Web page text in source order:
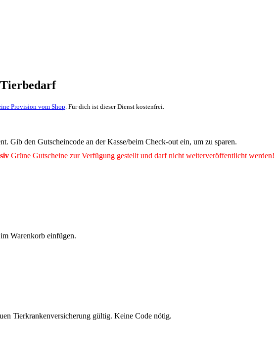
Provision vom Shop . Für dich ist dieser Dienst kostenfrei.
Gib den Gutscheincode an der Kasse/beim Check-out ein, um zu sparen.
Grüne Gutscheine zur Verfügung gestellt und darf nicht weiterveröffentlicht werden!
Warenkorb einfügen.
Tierkrankenversicherung gültig. Keine Code nötig.